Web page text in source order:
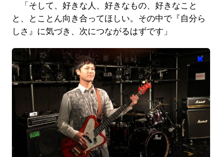
「そして、好きな人、好きなもの、好きなこと
と、とことん向き合ってほしい。その中で『自分ら
しさ』に気づき、次につながるはずです」